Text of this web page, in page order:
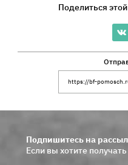
Поделиться
Ссылка на
Подпишитесь на
Если вы хотите